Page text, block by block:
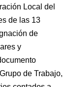
Local del
de las 13
de
y
de Trabajo,